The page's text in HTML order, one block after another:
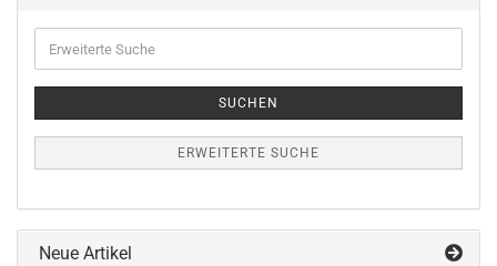
Suche
SUCHEN
ERWEITERTE SUCHE
Neue Artikel